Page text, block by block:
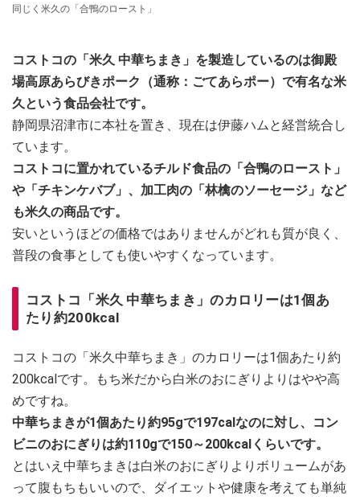
同じく米久の「合鴨のロースト」
コストコの「米久 中華ちまき」を製造しているのは御殿
場高原あらびきポーク（通称：ごてあらポー）で有名な米
久という食品会社です。
静岡県沼津市に本社を置き、現在は伊藤ハムと経営統合し
ています。
コストコに置かれているチルド食品の「合鴨のロースト」
や「チキンケバブ」、加工肉の「林檎のソーセージ」など
も米久の商品です。
安いというほどの価格ではありませんがどれも質が良く、
普段の食事としても使いやすくなっています。
コストコ「米久 中華ちまき」のカロリーは1個あ
たり約200kcal
コストコの「米久中華ちまき」のカロリーは1個あたり約
200kcalです。もち米だから白米のおにぎりよりはやや高
めですね。
中華ちまきが1個あたり約95gで197calなのに対し、コン
ビニのおにぎりは約110gで150～200kcalくらいです。
とはいえ中華ちまきは白米のおにぎりよりボリュームがあ
って腹もちもいいので、ダイエットや健康を考えても単純